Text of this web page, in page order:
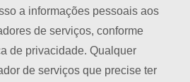
a informações pessoais aos
de serviços, conforme
de privacidade. Qualquer
de serviços que precise ter